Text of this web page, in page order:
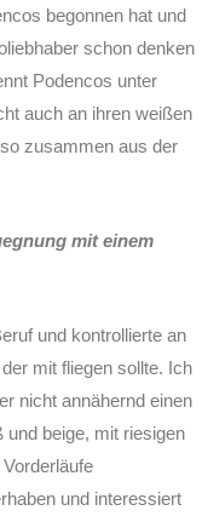
begonnen hat und
schon denken
Podencos unter
auch an ihren weißen
zusammen aus der
mit einem
und kontrollierte an
mit fliegen sollte. Ich
nicht annähernd einen
und beige, mit riesigen
und interessiert